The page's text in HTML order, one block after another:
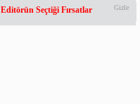
Editörün Seçtiği Fırsatlar Gizle